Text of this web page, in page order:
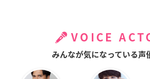
VOICE
みんなが気になっている声